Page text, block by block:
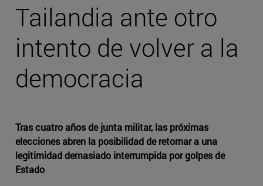
Tailandia ante otro
intento de volver a la
democracia
Tras cuatro años de junta militar, las próximas
elecciones abren la posibilidad de retornar a una
legitimidad demasiado interrumpida por golpes de
Estado